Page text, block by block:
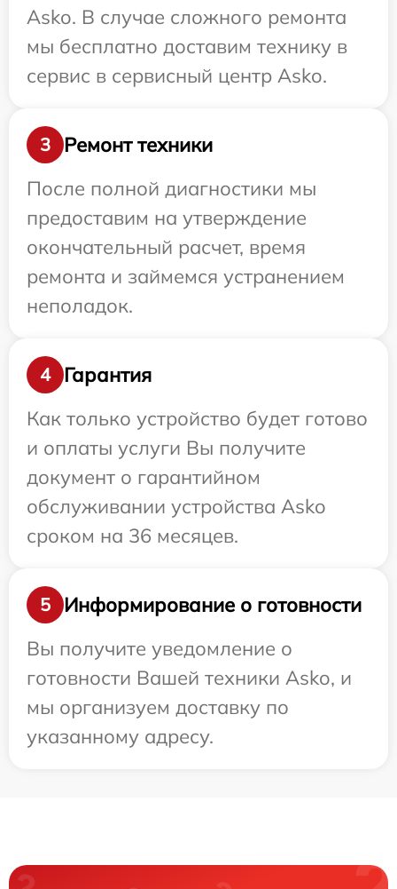
Asko. В случае сложного ремонта
мы бесплатно доставим технику в
сервис в сервисный центр Asko.
3
Ремонт техники
После полной диагностики мы
предоставим на утверждение
окончательный расчет, время
ремонта и займемся устранением
неполадок.
4
Гарантия
Как только устройство будет готово
и оплаты услуги Вы получите
документ о гарантийном
обслуживании устройства Asko
сроком на 36 месяцев.
5
Информирование о готовности
Вы получите уведомление о
готовности Вашей техники Asko, и
мы организуем доставку по
указанному адресу.